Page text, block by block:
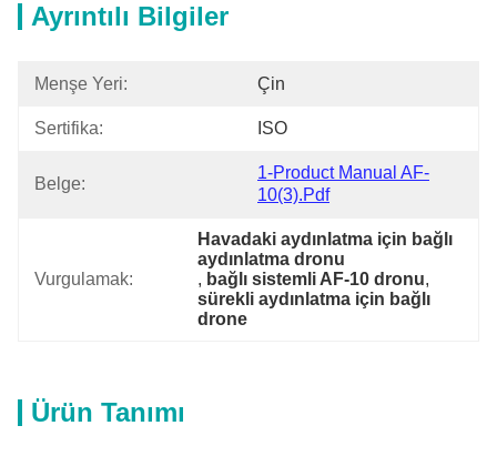
Ayrıntılı Bilgiler
Menşe Yeri: Çin
Sertifika: ISO
Belge:
1-Product Manual AF-
10(3).pdf
Vurgulamak:
Havadaki aydınlatma için bağlı
aydınlatma dronu
, bağlı sistemli AF-10 dronu,
sürekli aydınlatma için bağlı
drone
Ürün Tanımı